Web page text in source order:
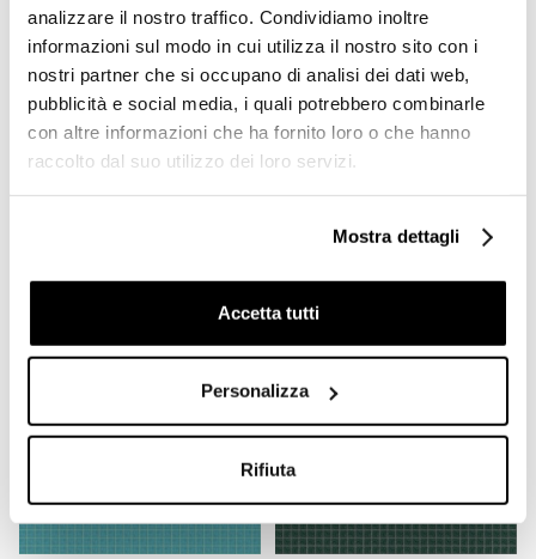
analizzare il nostro traffico. Condividiamo inoltre
informazioni sul modo in cui utilizza il nostro sito con i
nostri partner che si occupano di analisi dei dati web,
pubblicità e social media, i quali potrebbero combinarle
con altre informazioni che ha fornito loro o che hanno
raccolto dal suo utilizzo dei loro servizi.
Mostra dettagli
Accetta tutti
Personalizza
Rifiuta
Micromosaico vetroso azzurro
10.03 - Vetricolor 10, Bisazza
Richiedi preventivo
Mosaico di vetro Altea con
installazione - Miscele 20,
Richiedi preventivo
Prodotti simili